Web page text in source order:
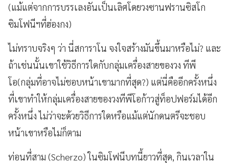
(แม้แต่จากการบรรเลงอันเป็นเลิศโดยวงซานฟรานซิสโก
ซิมโฟนีฯที่ฮ่องกง)
ไม่ทราบจริงๆ ว่า นี่สการาโน จงใจสร้างมันขึ้นมาหรือไม่? และ
ถ้าเช่นนั้นเขาใช้วิธีการใดกับกลุ่มเครื่องสายของวง ทีพี
โอ(กลุ่มที่อาจไม่ชอบหน้าเขามากที่สุด?) แต่นี่คืออีกครั้งหนึ่ง
ที่เขาทำให้กลุ่มเครื่องสายของวงทีพีโอก้าวสู่ท็อปฟอร์มได้อีก
ครั้งหนึ่ง ไม่ว่าจะด้วยวิธีการใดหรือแม้แต่นักดนตรีจะชอบ
หน้าเขาหรือไม่ก็ตาม
ท่อนที่สาม (Scherzo) ในซิมโฟนีบทนี้ยาวที่สุด, กินเวลาใน